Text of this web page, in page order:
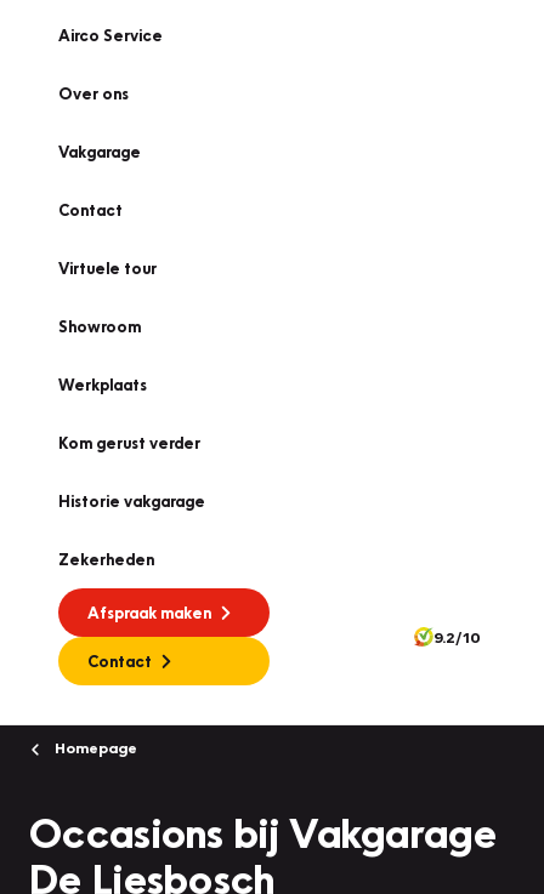
Airco Service
Over ons
Vakgarage
Contact
Virtuele tour
Showroom
Werkplaats
Kom gerust verder
Historie vakgarage
Zekerheden
Afspraak maken
Contact
9.2/10
Homepage
Occasions bij Vakgarage
De Liesbosch